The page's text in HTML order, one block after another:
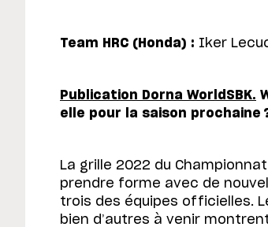
Team HRC (Honda) : Iker
Publication Dorna WorldSBK.
elle pour la saison prochaine
La grille 2022 du
prendre forme avec de
trois des équipes officielles.
bien d’autres à venir